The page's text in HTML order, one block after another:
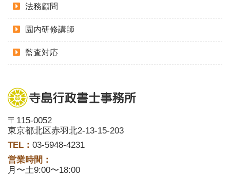
法務顧問
園内研修講師
監査対応
〒115-0052
東京都北区赤羽北2-13-15-203
TEL： 03-5948-4231
営業時間：
月〜土9:00〜18:00